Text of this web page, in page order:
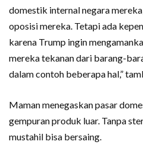
domestik internal negara
oposisi mereka. Tetapi ada
karena Trump ingin
mereka tekanan dari barang-
dalam contoh beberapa hal,”
Maman menegaskan pasar
gempuran produk luar. Tanpa
mustahil bisa bersaing.